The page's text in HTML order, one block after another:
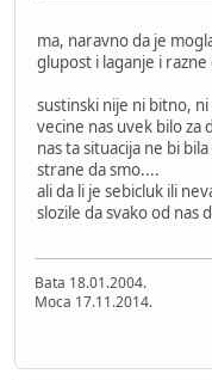
ma, naravno da je
glupost i laganje i
sustinski nije ni bitno,
vecine nas uvek bilo za
nas ta situacija ne bi
strane da smo....
ali da li je sebicluk ili
slozile da svako od nas
Bata 18.01.2004.
Moca 17.11.2014.